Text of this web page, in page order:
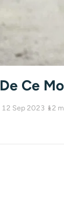
De Ce
12 Sep 2023 12